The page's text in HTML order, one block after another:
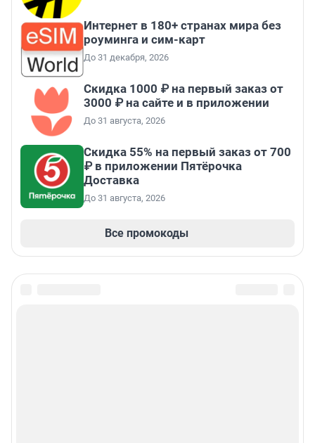
Интернет в 180+ странах мира без
роуминга и сим-карт
До 31 декабря, 2026
Скидка 1000 ₽ на первый заказ от
3000 ₽ на сайте и в приложении
До 31 августа, 2026
Скидка 55% на первый заказ от 700
₽ в приложении Пятёрочка
Доставка
До 31 августа, 2026
Все промокоды